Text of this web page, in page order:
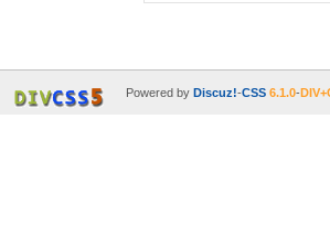
Powered by Discuz!-CSS 6.1.0-